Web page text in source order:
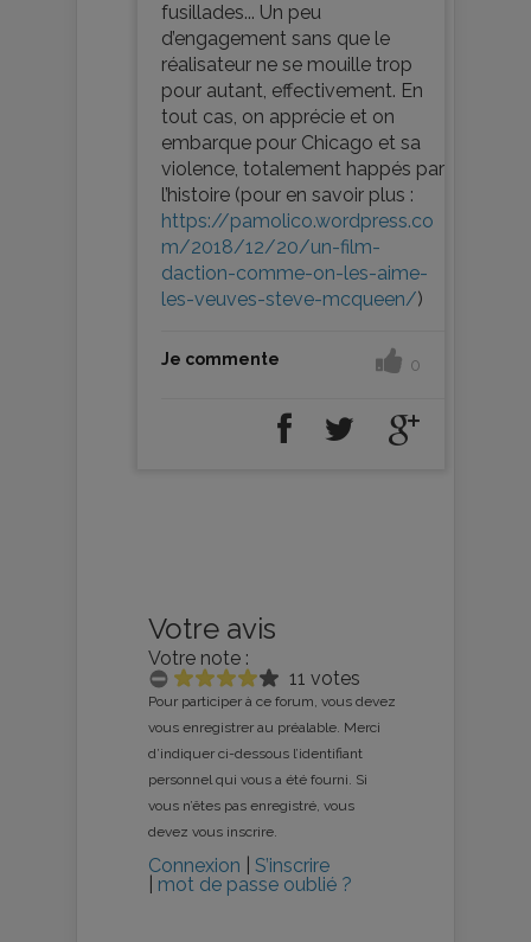
fusillades... Un peu
d’engagement sans que le
réalisateur ne se mouille trop
pour autant, effectivement. En
tout cas, on apprécie et on
embarque pour Chicago et sa
violence, totalement happés par
l’histoire (pour en savoir plus :
https://pamolico.wordpress.co
m/2018/12/20/un-film-
daction-comme-on-les-aime-
les-veuves-steve-mcqueen/)
Je commente 0
Votre avis
Votre note :
11 votes
Pour participer à ce forum, vous devez
vous enregistrer au préalable. Merci
d’indiquer ci-dessous l’identifiant
personnel qui vous a été fourni. Si
vous n’êtes pas enregistré, vous
devez vous inscrire.
Connexion
S’inscrire
mot de passe oublié ?